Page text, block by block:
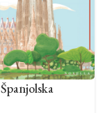
Španjolska